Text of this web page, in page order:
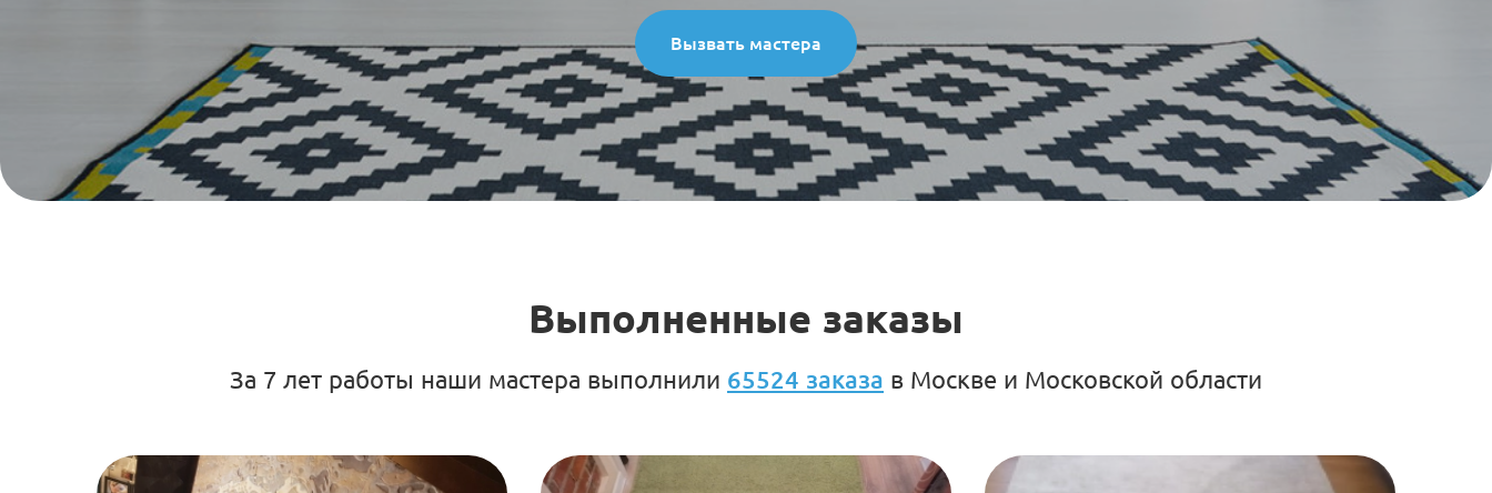
Вызвать мастера
Выполненные заказы
За 7 лет работы наши мастера выполнили 65524 заказа в Москве и Московской области